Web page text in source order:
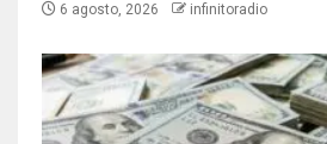
6 agosto, 2026 infinitoradio